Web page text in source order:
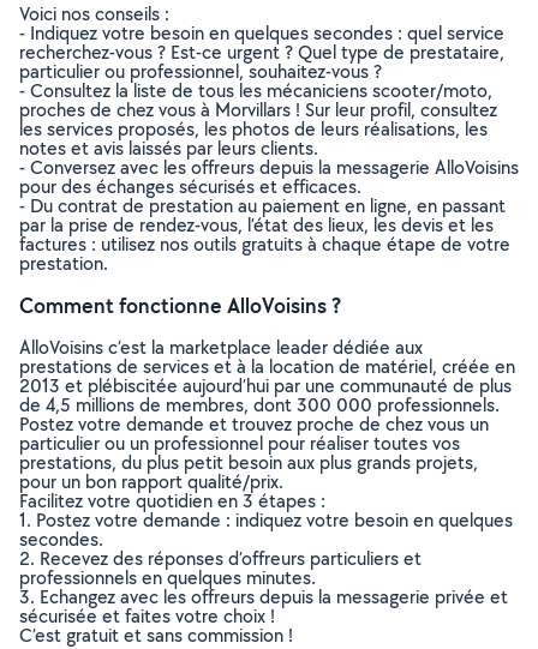
Voici nos conseils :
- Indiquez votre besoin en quelques secondes : quel service
recherchez-vous ? Est-ce urgent ? Quel type de prestataire,
particulier ou professionnel, souhaitez-vous ?
- Consultez la liste de tous les mécaniciens scooter/moto,
proches de chez vous à Morvillars ! Sur leur profil, consultez
les services proposés, les photos de leurs réalisations, les
notes et avis laissés par leurs clients.
- Conversez avec les offreurs depuis la messagerie AlloVoisins
pour des échanges sécurisés et efficaces.
- Du contrat de prestation au paiement en ligne, en passant
par la prise de rendez-vous, l’état des lieux, les devis et les
factures : utilisez nos outils gratuits à chaque étape de votre
prestation.
Comment fonctionne AlloVoisins ?
AlloVoisins c’est la marketplace leader dédiée aux
prestations de services et à la location de matériel, créée en
2013 et plébiscitée aujourd’hui par une communauté de plus
de 4,5 millions de membres, dont 300 000 professionnels.
Postez votre demande et trouvez proche de chez vous un
particulier ou un professionnel pour réaliser toutes vos
prestations, du plus petit besoin aux plus grands projets,
pour un bon rapport qualité/prix.
Facilitez votre quotidien en 3 étapes :
1. Postez votre demande : indiquez votre besoin en quelques
secondes.
2. Recevez des réponses d’offreurs particuliers et
professionnels en quelques minutes.
3. Echangez avec les offreurs depuis la messagerie privée et
sécurisée et faites votre choix !
C’est gratuit et sans commission !